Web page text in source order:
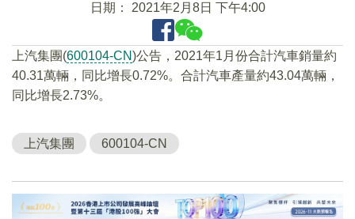
日期： 2021年2月8日 下午4:00
上汽集團(600104-CN)公告，2021年1月份合計汽車銷量約
40.31萬輛，同比增長0.72%。合計汽車產量約43.04萬輛，
同比增長2.73%。
上汽集團 600104-CN